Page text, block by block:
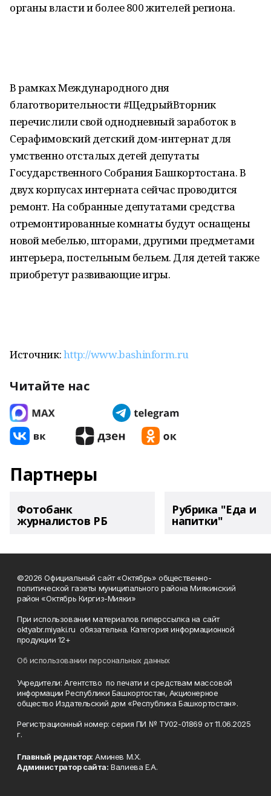
органы власти и более 800 жителей региона.
В рамках Международного дня
благотворительности #ЩедрыйВторник
перечислили свой однодневный заработок в
Серафимовский детский дом-интернат для
умственно отсталых детей депутаты
Государственного Собрания Башкортостана. В
двух корпусах интерната сейчас проводится
ремонт. На собранные депутатами средства
отремонтированные комнаты будут оснащены
новой мебелью, шторами, другими предметами
интерьера, постельным бельем. Для детей также
приобретут развивающие игры.
Источник:http://www.bashinform.ru
Читайте нас
Партнеры
Фотобанк
журналистов РБ
Рубрика "Еда и
напитки"
©2026 Официальный сайт «Октябрь» общественно-
политической газеты муниципального района Миякинский
район «Октябрь Киргиз-Мияки»
При использовании материалов гиперссылка на сайт
oktyabr.miyaki.ru обязательна. Категория информационной
продукции 12+
Об использовании персональных данных
Учредители: Агентство по печати и средствам массовой
информации Республики Башкортостан, Акционерное
общество Издательский дом «Республика Башкортостан».
Регистрационный номер: серия ПИ № ТУ02-01869 от 11.06.2025
г.
Главный редактор: Аминев М.Х.
Администратор сайта: Валиева Е.А.